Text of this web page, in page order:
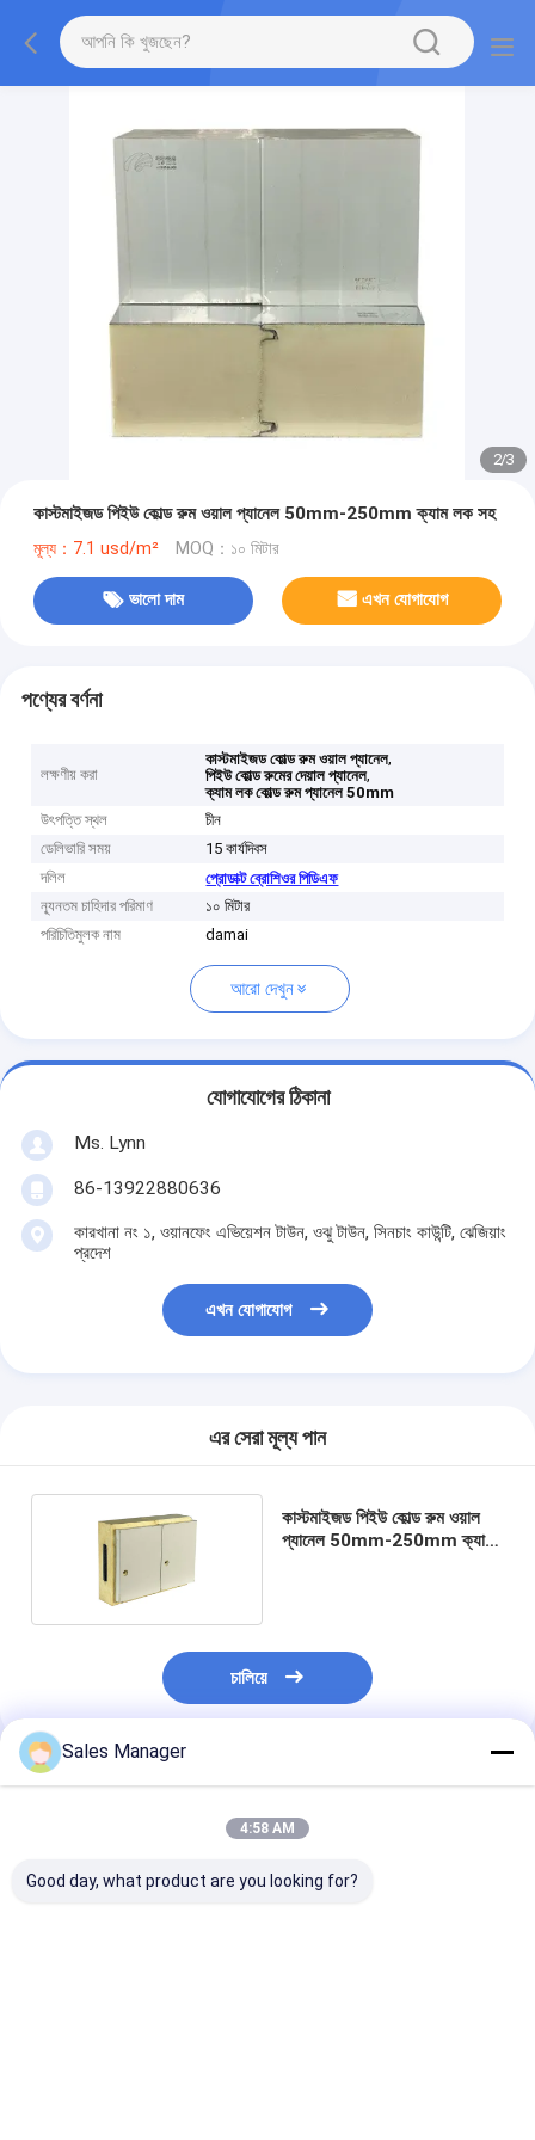
2/3
কাস্টমাইজড পিইউ কোল্ড রুম ওয়াল প্যানেল 50mm-250mm ক্যাম লক সহ
মূল্য：7.1 usd/m² MOQ：১০ মিটার
ভালো দাম এখন যোগাযোগ
পণ্যের বর্ণনা
লক্ষণীয় করা
কাস্টমাইজড কোল্ড রুম ওয়াল প্যানেল,
পিইউ কোল্ড রুমের দেয়াল প্যানেল,
ক্যাম লক কোল্ড রুম প্যানেল 50mm
উৎপত্তি স্থল
চীন
ডেলিভারি সময়
15 কার্যদিবস
দলিল
প্রোডাক্ট ব্রোশিওর পিডিএফ
ন্যূনতম চাহিদার পরিমাণ
১০ মিটার
পরিচিতিমুলক নাম
damai
আরো দেখুন
যোগাযোগের ঠিকানা
Ms. Lynn
86-13922880636
কারখানা নং ১, ওয়ানফেং এভিয়েশন টাউন, ওঝু টাউন, সিনচাং কাউন্টি, ঝেজিয়াং
প্রদেশ
এখন যোগাযোগ
এর সেরা মূল্য পান
কাস্টমাইজড পিইউ কোল্ড রুম ওয়াল
প্যানেল 50mm-250mm ক্যাম
চালিয়ে
প্রস্তাবিত পণ্য
Sales Manager
4:58 AM
Good day, what product are you looking for?